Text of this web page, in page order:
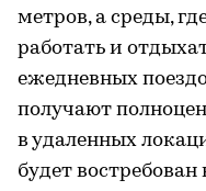
метров, а среды,
работать и
ежедневных
получают
в удаленных
будет